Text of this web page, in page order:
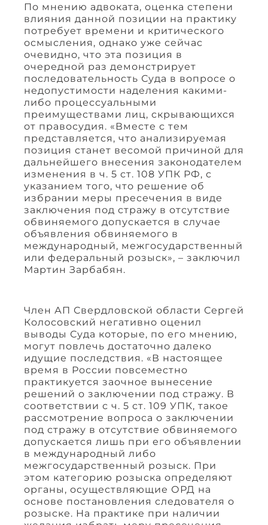
По мнению адвоката, оценка степени
влияния данной позиции на практику
потребует времени и критического
осмысления, однако уже сейчас
очевидно, что эта позиция в
очередной раз демонстрирует
последовательность Суда в вопросе о
недопустимости наделения какими-
либо процессуальными
преимуществами лиц, скрывающихся
от правосудия. «Вместе с тем
представляется, что анализируемая
позиция станет весомой причиной для
дальнейшего внесения законодателем
изменения в ч. 5 ст. 108 УПК РФ, с
указанием того, что решение об
избрании меры пресечения в виде
заключения под стражу в отсутствие
обвиняемого допускается в случае
объявления обвиняемого в
международный, межгосударственный
или федеральный розыск», – заключил
Мартин Зарбабян.
Член АП Свердловской области Сергей
Колосовский негативно оценил
выводы Суда которые, по его мнению,
могут повлечь достаточно далеко
идущие последствия. «В настоящее
время в России повсеместно
практикуется заочное вынесение
решений о заключении под стражу. В
соответствии с ч. 5 ст. 109 УПК, такое
рассмотрение вопроса о заключении
под стражу в отсутствие обвиняемого
допускается лишь при его объявлении
в международный либо
межгосударственный розыск. При
этом категорию розыска определяют
органы, осуществляющие ОРД на
основе постановления следователя о
розыске. На практике при наличии